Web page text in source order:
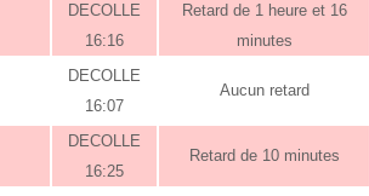
DECOLLE
16:16
Retard de 1 heure et 16
minutes
DECOLLE
16:07
Aucun retard
DECOLLE
16:25
Retard de 10 minutes